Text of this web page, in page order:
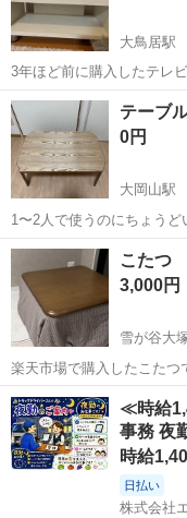
大鳥居駅
3年ほど前に購入したテレ
ズ】縦：27cm、横：
状態】とくに目立った傷は
いいのでまだまだ使...
東京 大田区 大鳥居
テーブ
0円
大岡山駅
1〜2人で使うのにちょうど
です。 折りたたみ式の脚
に収納できてとても便利で
東京 大田区 大岡山
こたつ
3,000円
雪が谷大
楽天市場で購入したこたつ
はありません。 1年くらい使用しました。
いします。 取引住
東京 大田区 雪が
≪時給
事務 夜
時給
日払い
株式会社